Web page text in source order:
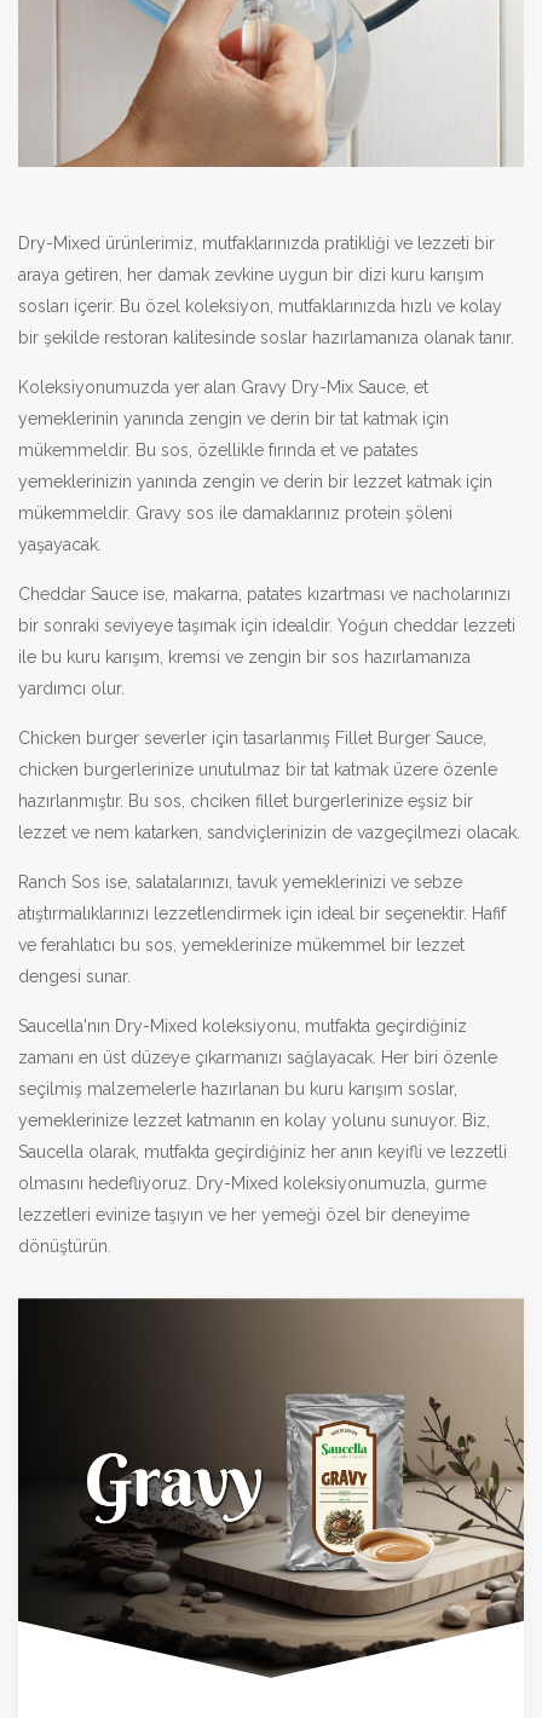
Dry-Mixed ürünlerimiz, mutfaklarınızda pratikliği ve lezzeti bir
araya getiren, her damak zevkine uygun bir dizi kuru karışım
sosları içerir. Bu özel koleksiyon, mutfaklarınızda hızlı ve kolay
bir şekilde restoran kalitesinde soslar hazırlamanıza olanak tanır.
Koleksiyonumuzda yer alan Gravy Dry-Mix Sauce, et
yemeklerinin yanında zengin ve derin bir tat katmak için
mükemmeldir. Bu sos, özellikle fırında et ve patates
yemeklerinizin yanında zengin ve derin bir lezzet katmak için
mükemmeldir. Gravy sos ile damaklarınız protein şöleni
yaşayacak.
Cheddar Sauce ise, makarna, patates kızartması ve nacholarınızı
bir sonraki seviyeye taşımak için idealdir. Yoğun cheddar lezzeti
ile bu kuru karışım, kremsi ve zengin bir sos hazırlamanıza
yardımcı olur.
Chicken burger severler için tasarlanmış Fillet Burger Sauce,
chicken burgerlerinize unutulmaz bir tat katmak üzere özenle
hazırlanmıştır. Bu sos, chciken fillet burgerlerinize eşsiz bir
lezzet ve nem katarken, sandviçlerinizin de vazgeçilmezi olacak.
Ranch Sos ise, salatalarınızı, tavuk yemeklerinizi ve sebze
atıştırmalıklarınızı lezzetlendirmek için ideal bir seçenektir. Hafif
ve ferahlatıcı bu sos, yemeklerinize mükemmel bir lezzet
dengesi sunar.
Saucella'nın Dry-Mixed koleksiyonu, mutfakta geçirdiğiniz
zamanı en üst düzeye çıkarmanızı sağlayacak. Her biri özenle
seçilmiş malzemelerle hazırlanan bu kuru karışım soslar,
yemeklerinize lezzet katmanın en kolay yolunu sunuyor. Biz,
Saucella olarak, mutfakta geçirdiğiniz her anın keyifli ve lezzetli
olmasını hedefliyoruz. Dry-Mixed koleksiyonumuzla, gurme
lezzetleri evinize taşıyın ve her yemeği özel bir deneyime
dönüştürün.